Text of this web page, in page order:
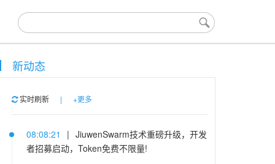
新动态
实时刷新 | +更多
08:08:21 | JiuwenSwarm技术重磅升级，开发
者招募启动，Token免费不限量!